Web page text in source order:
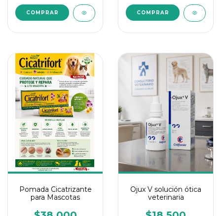
Pomada Cicatrizante
para Mascotas
Ojux V solución ótica
veterinaria